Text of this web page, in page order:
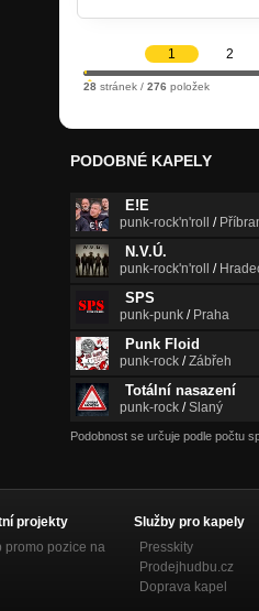
1 2
28 stránek / 276 položek
PODOBNÉ KAPELY
E!E
punk-rock'n'roll /
N.V.Ú.
punk-rock'n'roll /
SPS
punk-punk / Praha
Punk Floid
punk-rock /Zábřeh
Totální nasazení
punk-rock /Slaný
Podobnost se určuje podle počtu
projekty
promo pozice na
Služby pro kapely
Presskity
Prodejhudbu.cz
Doprava kapel